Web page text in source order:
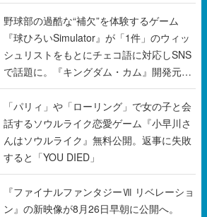
野球部の過酷な“補欠”を体験するゲーム
『球ひろいSimulator』が「1件」のウィッ
シュリストをもとにチェコ語に対応しSNS
で話題に。『キングダム・カム』開発元や
チェコのプロ野球選手から称賛の声
「パリィ」や「ローリング」で女の子と会
話するソウルライク恋愛ゲーム『小早川さ
んはソウルライク』無料公開。返事に失敗
すると「YOU DIED」
『ファイナルファンタジーⅦ リベレーショ
ン』の新映像が8月26日早朝に公開へ。